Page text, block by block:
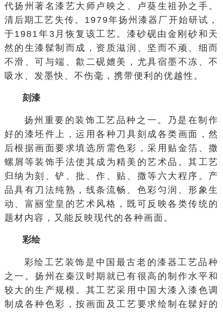
代扬州著名漆艺大师卢映之、卢葵生祖孙之手。
清后期工艺失传。1979年扬州漆器厂开始研试，
于1981年3月恢复该工艺。 漆砂砚由金刚砂和天
然的生漆髹制而成，资质滋润、坚而不顽、细而
不滑、可与端、歙二砚媲美，尤具宿墨不冻、不
吸水、发墨快、不伤毫，携带便利的优越性。
刻漆
扬州重要的装饰工艺品种之一。乃是在制作
好的漆坯件上，运用各种刀具刻成各类画面，然
后根据画面要求填选所需色彩，采用贴金箔、撒
螺屑等装饰手法使其成为精美的艺术品。其工艺
归纳为刻、铲、批、作、贴、撒等六大程序。产
品具有刀法纯熟，线条流畅、色彩匀润、形象生
动、富丽堂皇的艺术风格，既可反映各类传统的
题材内容，又能反映现代的各种画面。
彩绘
彩绘工艺装饰是中国最古老的漆器工艺品种
之一。扬州在秦汉时期就已有很高的制作水平和
较大的生产规模。其工艺采用中国大漆入漆色调
制成各种色彩，按画面及工艺要求绘制在髹好的